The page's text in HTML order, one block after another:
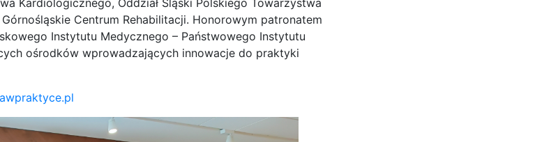
Centrum Rehabilitacji. Honorowym patronatem
Instytutu Medycznego – Państwowego Instytutu
ośrodków wprowadzających innowacje do praktyki